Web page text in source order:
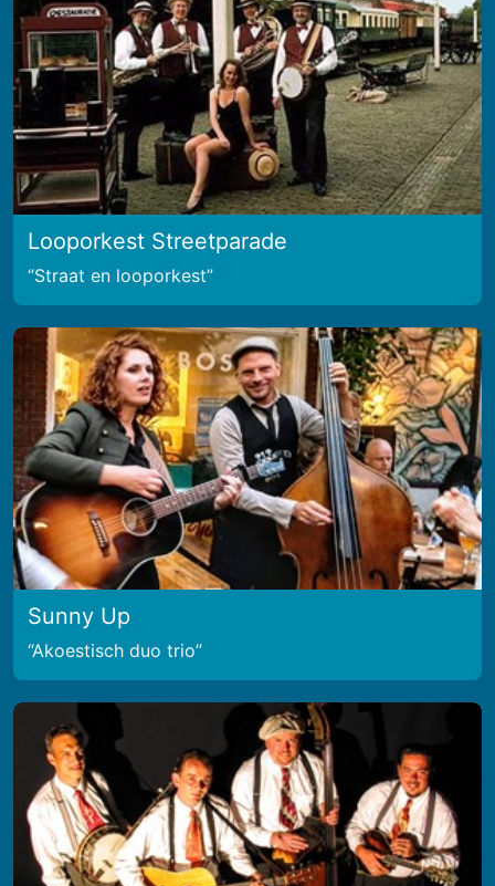
Looporkest Streetparade
Straat en looporkest
Sunny Up
Akoestisch duo trio